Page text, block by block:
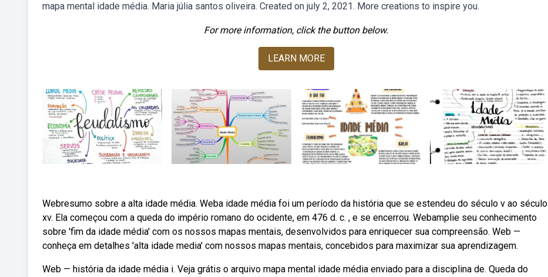
mapa mental idade média. Maria júlia santos oliveira. Created on july 2, 2021. More creations to inspire you.
For more information, click the button below.
LEARN MORE
Webresumo sobre a alta idade média. Weba idade média foi um período da história que se estendeu do século v ao século
xv. Ela começou com a queda do império romano do ocidente, em 476 d. c. , e se encerrou. Webamplie seu conhecimento
sobre 'fim da idade média' com os nossos mapas mentais, desenvolvidos para enriquecer sua compreensão. Web —
conheça em detalhes 'alta idade media' com nossos mapas mentais, concebidos para maximizar sua aprendizagem.
Web — história da idade média i. Veja grátis o arquivo mapa mental idade média enviado para a disciplina de. Queda do